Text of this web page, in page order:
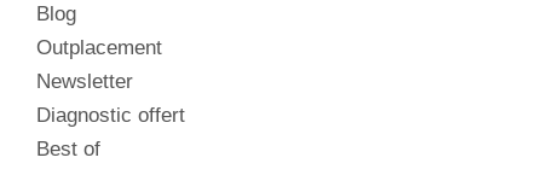
Blog
Outplacement
Newsletter
Diagnostic offert
Best of